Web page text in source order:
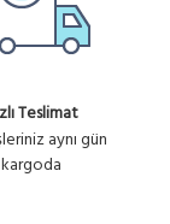
Teslimat
aynı gün
kargoda